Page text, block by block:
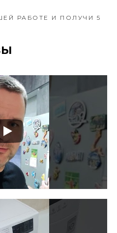
РАБОТЕ И ПОЛУЧИ 5